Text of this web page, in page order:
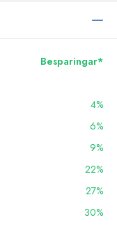
Besparingar*
4%
6%
9%
22%
27%
30%